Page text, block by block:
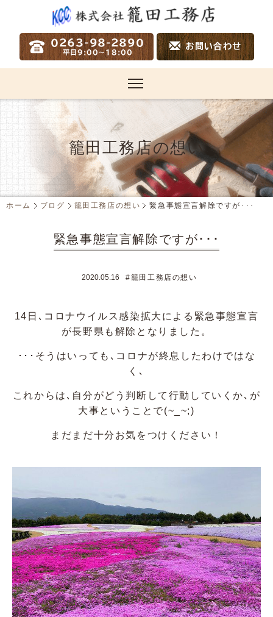
籠田工務店の想い
ホーム ブログ 籠田工務店の想い 緊急事態宣言解除ですが･･･
緊急事態宣言解除ですが･･･
2020.05.16 #籠田工務店の想い
14日､コロナウイルス感染拡大による緊急事態宣言
が長野県も解除となりました。
･･･そうはいっても､コロナが終息したわけではな
く､
これからは､自分がどう判断して行動していくか､が
大事ということで(~_~;)
まだまだ十分お気をつけください！